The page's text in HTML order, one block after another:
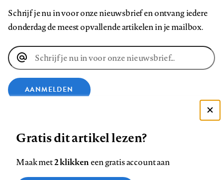
Schrijf je nu in voor onze nieuwsbrief en ontvang iedere
donderdag de meest opvallende artikelen in je mailbox.
E-
mailadres
AANMELDEN
ons
Gratis dit artikel lezen?
Maak met2 klikkeneen gratis account aan
Zie onze cookie policy